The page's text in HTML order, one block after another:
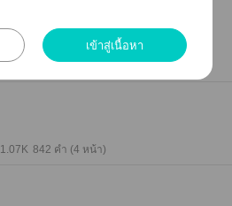
1.07K 842 คำ (4 หน้า)
เข้าสู่เนื้อหา